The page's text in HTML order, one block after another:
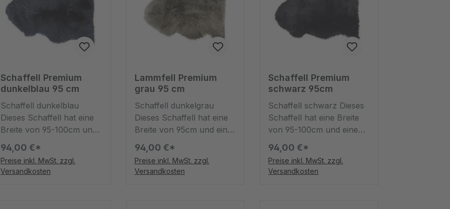
Schaffell Premium
dunkelblau 95 cm
Schaffell dunkelblau
Dieses Schaffell hat eine
Breite von 95-100cm und
eine Tiefe von 60cm.
Dieser Teppich ist
kuschelig und dank der
dunklen graublauen
94,00 €*
Preise inkl. MwSt. zzgl.
Versandkosten
Lammfell Premium
grau 95 cm
Schaffell dunkelgrau
Dieses Schaffell hat eine
Breite von 95cm und eine
Tiefe von 65cm. Dieser
Teppich ist kuschelig und
dank der grauen Farbe
ein kuscheliges Highlight.
94,00 €*
Preise inkl. MwSt. zzgl.
Versandkosten
Schaffell Premium
schwarz 95cm
Schaffell schwarz Dieses
Schaffell hat eine Breite
von 95-100cm und eine
Tiefe von 60cm. Dieser
Teppich ist kuschelig und
dank der schwarzen
Farbe ein kuscheliges
94,00 €*
Preise inkl. MwSt. zzgl.
Versandkosten